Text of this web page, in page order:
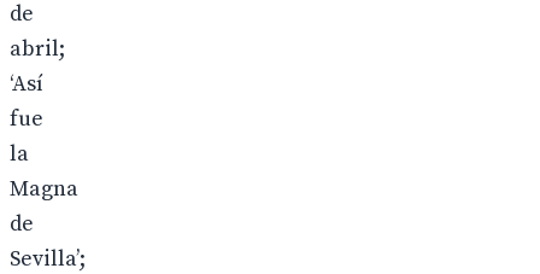
de
abril;
‘Así
fue
la
Magna
de
Sevilla’;